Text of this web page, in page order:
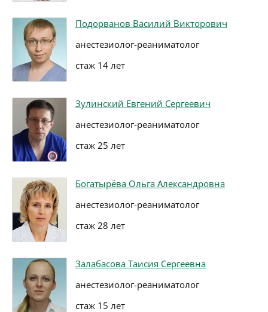
Подорванов Василий Викторович
анестезиолог-реаниматолог
стаж 14 лет
Зулинский Евгений Сергеевич
анестезиолог-реаниматолог
стаж 25 лет
Богатырёва Ольга Александровна
анестезиолог-реаниматолог
стаж 28 лет
Залабасова Таисия Сергеевна
анестезиолог-реаниматолог
стаж 15 лет